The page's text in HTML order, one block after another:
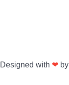
Designed with ❤ by